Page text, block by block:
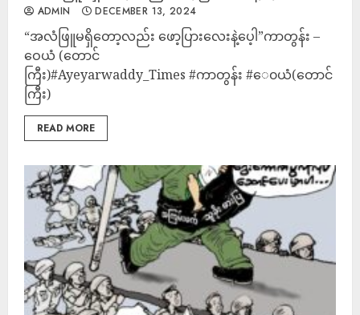
ADMIN DECEMBER 13, 2024
“အလံဖြူမရှိတော့လည်း ဖော့ပြားလေးနဲ့ပေ့ါ”ကာတွန်း –
‌ဝေယံ (တောင်
ကြီး)#Ayeyarwaddy_Times #ကာတွန်း #‌ေ၀ယံ(တောင်
ကြီး)
READ MORE